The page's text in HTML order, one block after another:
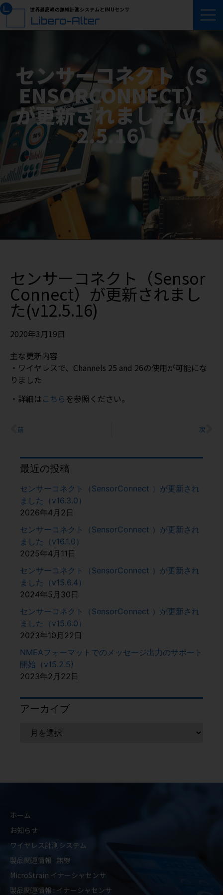
世界最高峰の無線計測システムとIMUセンサ
センサーコネクト（S
ENSORCONNECT）
が更新されました(V1
2.5.16)
センサーコネクト（Sensor
Connect）が更新されまし
た(v12.5.16)
2020年3月19日
主な更新内容
・ワイヤレスで、Channels 25 and 26の使用が可能にな
りました
・詳細はこちら を参照ください。
前 次
最近の投稿
センサーコネクト（SensorConnect ）が更新され
ました（v16.3.0）
2026年4月2日
センサーコネクト（SensorConnect ）が更新され
ました（v16.1.0）
2025年4月11日
センサーコネクト（SensorConnect ）が更新され
ました（v15.6.4）
2024年5月30日
センサーコネクト（SensorConnect ）が更新され
ました（v15.6.0）
2023年10月22日
NMEAフォーマットでのメッセージ出力のサポート
開始（v15.2.5)
2023年2月22日
アーカイブ
ホーム
お知らせ
ワイヤレス計測システム
製品関連情報 : 無線
MicroStrain イナーシャセンサ
製品関連情報 : イナーシャセンサ